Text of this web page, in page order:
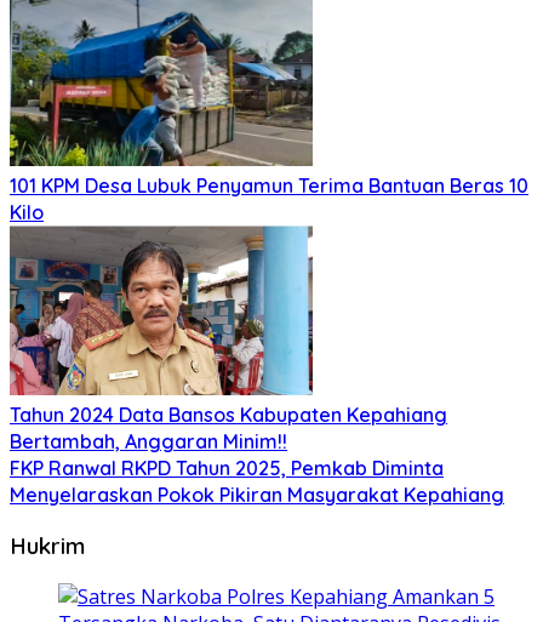
101 KPM Desa Lubuk Penyamun Terima Bantuan Beras 10
Kilo
Tahun 2024 Data Bansos Kabupaten Kepahiang
Bertambah, Anggaran Minim!!
FKP Ranwal RKPD Tahun 2025, Pemkab Diminta
Menyelaraskan Pokok Pikiran Masyarakat Kepahiang
Hukrim